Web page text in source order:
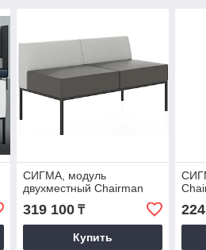
СИГМА, модуль
двухместный Chairman
319 100₸
Купить